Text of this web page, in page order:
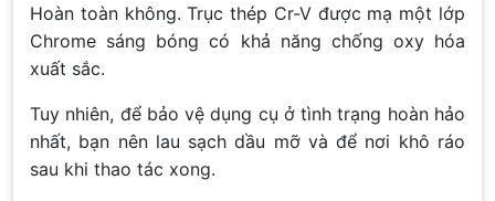
Hoàn toàn không. Trục thép Cr-V được mạ một lớp
Chrome sáng bóng có khả năng chống oxy hóa
xuất sắc.
Tuy nhiên, để bảo vệ dụng cụ ở tình trạng hoàn hảo
nhất, bạn nên lau sạch dầu mỡ và để nơi khô ráo
sau khi thao tác xong.